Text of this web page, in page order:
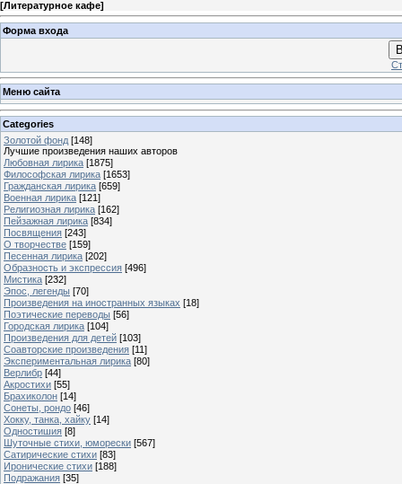
[Литературное кафе]
Форма входа
Меню сайта
Categories
Золотой фонд [148]
Лучшие произведения наших авторов
Любовная лирика [1875]
Философская лирика [1653]
Гражданская лирика [659]
Военная лирика [121]
Религиозная лирика [162]
Пейзажная лирика [834]
Посвящения [243]
О творчестве [159]
Песенная лирика [202]
Образность и экспрессия [496]
Мистика [232]
Эпос, легенды [70]
Произведения на иностранных языках [18]
Поэтические переводы [56]
Городская лирика [104]
Произведения для детей [103]
Соавторские произведения [11]
Экспериментальная лирика [80]
Верлибр [44]
Акростихи [55]
Брахиколон [14]
Сонеты, рондо [46]
Хокку, танка, хайку [14]
Одностишия [8]
Шуточные стихи, юморески [567]
Сатирические стихи [83]
Иронические стихи [188]
Подражания [35]